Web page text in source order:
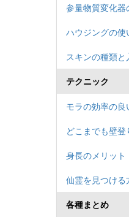
参量物質変化器
ハウジングの使
スキンの種類
テクニック
モラの効率の良
どこまでも壁
身長のメリット
仙霊を見つける
各種まとめ